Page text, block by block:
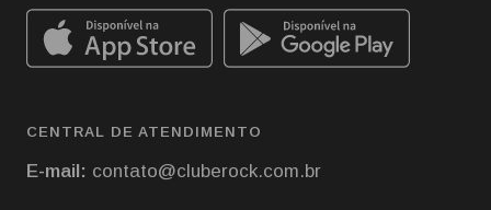
CENTRAL DE ATENDIMENTO
E-mail: contato@cluberock.com.br